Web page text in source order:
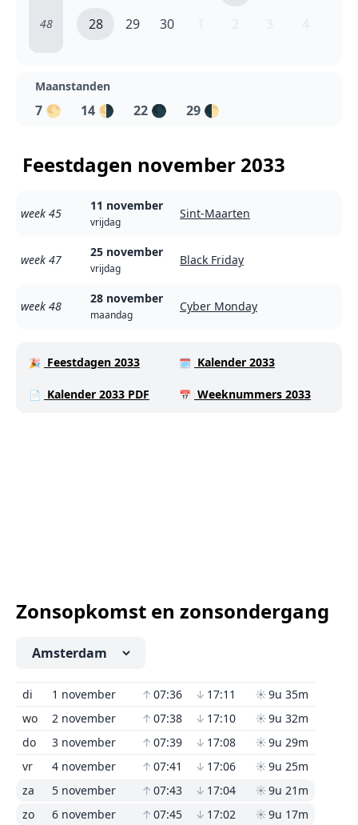
48 28 29 30
Maanstanden
7 🌕 14 🌗 22 🌑 29 🌓
Feestdagen november 2033
week 45
11 november
vrijdag
Sint-Maarten
week 47
25 november
vrijdag
Black Friday
week 48
28 november
maandag
Cyber Monday
🎉 Feestdagen 2033 🗓️ Kalender 2033
📄 Kalender 2033 PDF 📅 Weeknummers 2033
Zonsopkomst en zonsondergang
di 1 november ↑ 07:36 ↓ 17:11 ☀9u 35m
wo
2 november ↑ 07:38 ↓ 17:10 ☀9u 32m
do
3 november ↑ 07:39 ↓ 17:08 ☀9u 29m
vr
4 november ↑ 07:41 ↓ 17:06 ☀9u 25m
za
5 november ↑ 07:43 ↓ 17:04 ☀9u 21m
zo
6 november ↑ 07:45 ↓ 17:02 ☀9u 17m